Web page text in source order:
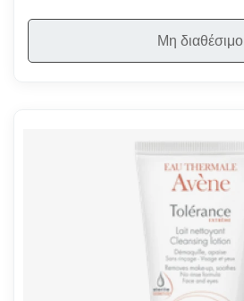
Μη διαθέσιμο